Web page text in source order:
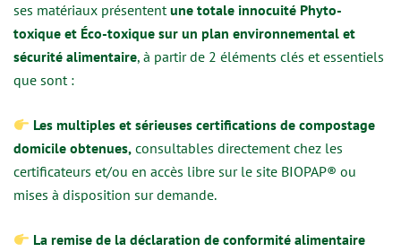
ses matériaux présententune totale innocuité Phyto-
toxique et Éco-toxique sur un plan environnemental et
sécurité alimentaire, à partir de 2 éléments clés et essentiels
que sont :
Les multiples et sérieuses certifications de compostage
domicile obtenues, consultables directement chez les
certificateurs et/ou en accès libre sur le site BIOPAP® ou
mises à disposition sur demande.
La remise de la déclaration de conformité alimentaire